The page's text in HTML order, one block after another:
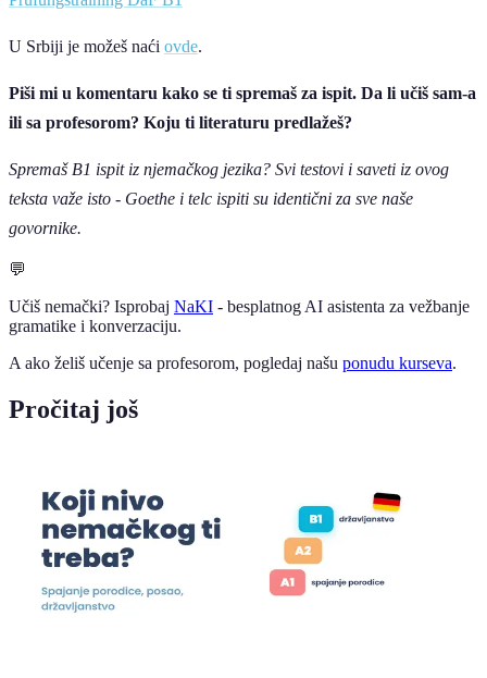
U Srbiji je možeš naći ovde.
Piši mi u komentaru kako se ti spremaš za ispit. Da li učiš sam-a
ili sa profesorom? Koju ti literaturu predlažeš?
Spremaš B1 ispit iz njemačkog jezika? Svi testovi i saveti iz ovog
teksta važe isto - Goethe i telc ispiti su identični za sve naše
govornike.
💬
Učiš nemački? Isprobaj NaKI - besplatnog AI asistenta za vežbanje
gramatike i konverzaciju.
A ako želiš učenje sa profesorom, pogledaj našu ponudu kurseva.
Pročitaj još